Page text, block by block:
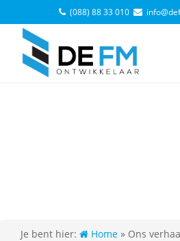
(088) 88 33 010
Je bent hier: Home » Ons